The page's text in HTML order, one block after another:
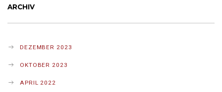
ARCHIV
DEZEMBER 2023
OKTOBER 2023
APRIL 2022